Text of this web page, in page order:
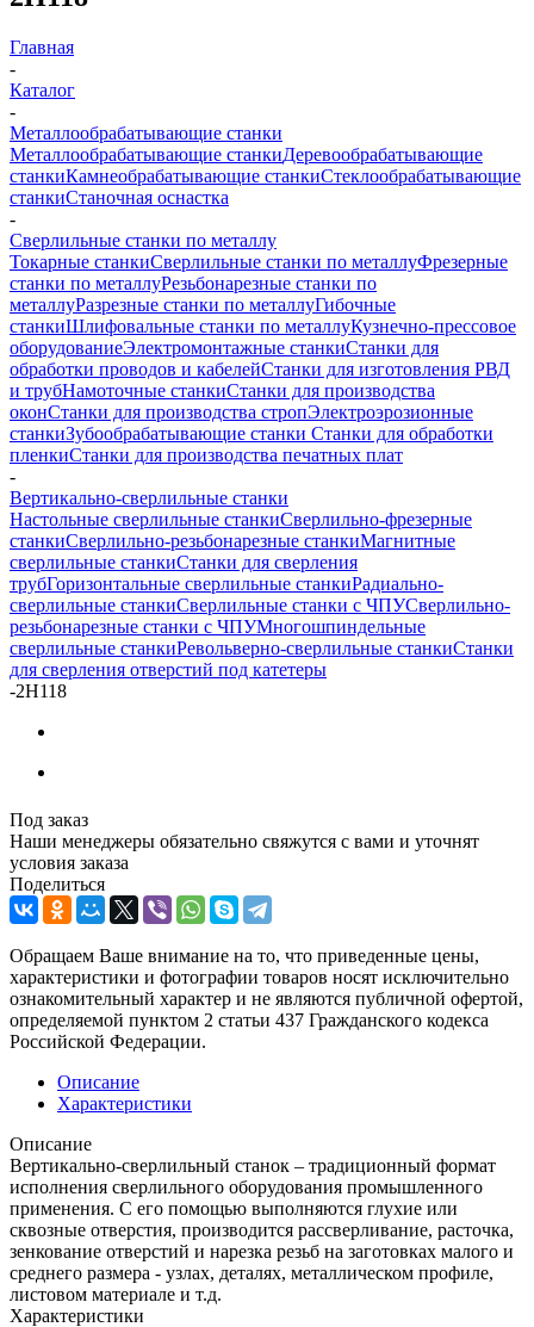
Главная
-
Каталог
-
Металлообрабатывающие станки
Металлообрабатывающие станкиДеревообрабатывающие
станкиКамнеобрабатывающие станкиСтеклообрабатывающие
станкиСтаночная оснастка
-
Сверлильные станки по металлу
Токарные станкиСверлильные станки по металлуФрезерные
станки по металлуРезьбонарезные станки по
металлуРазрезные станки по металлуГибочные
станкиШлифовальные станки по металлуКузнечно-прессовое
оборудованиеЭлектромонтажные станкиСтанки для
обработки проводов и кабелейСтанки для изготовления РВД
и трубНамоточные станкиСтанки для производства
оконСтанки для производства стропЭлектроэрозионные
станкиЗубообрабатывающие станки Станки для обработки
пленкиСтанки для производства печатных плат
-
Вертикально-сверлильные станки
Настольные сверлильные станкиСверлильно-фрезерные
станкиСверлильно-резьбонарезные станкиМагнитные
сверлильные станкиСтанки для сверления
трубГоризонтальные сверлильные станкиРадиально-
сверлильные станкиСверлильные станки с ЧПУСверлильно-
резьбонарезные станки с ЧПУМногошпиндельные
сверлильные станкиРевольверно-сверлильные станкиСтанки
для сверления отверстий под катетеры
-2Н118
Под заказ
Наши менеджеры обязательно свяжутся с вами и уточнят
условия заказа
Поделиться
Обращаем Ваше внимание на то, что приведенные цены,
характеристики и фотографии товаров носят исключительно
ознакомительный характер и не являются публичной офертой,
определяемой пунктом 2 статьи 437 Гражданского кодекса
Российской Федерации.
Описание
Характеристики
Описание
Вертикально-сверлильный станок – традиционный формат
исполнения сверлильного оборудования промышленного
применения. С его помощью выполняются глухие или
сквозные отверстия, производится рассверливание, расточка,
зенкование отверстий и нарезка резьб на заготовках малого и
среднего размера - узлах, деталях, металлическом профиле,
листовом материале и т.д.
Характеристики